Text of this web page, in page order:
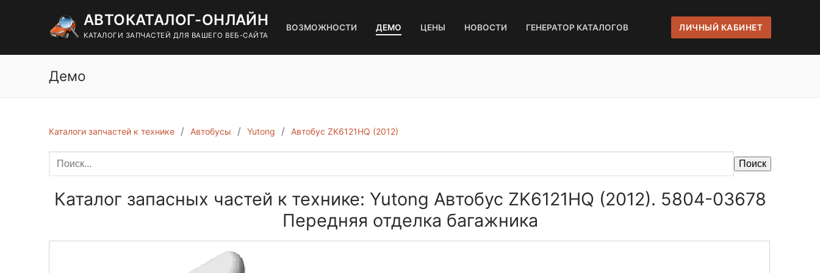
содержимому
АВТОКАТАЛОГ-ОНЛАЙН
КАТАЛОГИ ЗАПЧАСТЕЙ ДЛЯ ВАШЕГО ВЕБ-САЙТА
ВОЗМОЖНОСТИ ДЕМО ЦЕНЫ НОВОСТИ ГЕНЕРАТОР КАТАЛОГОВ ЛИЧНЫЙ КАБИНЕТ
Демо
Каталоги запчастей к технике Автобусы Yutong Автобус ZK6121HQ (2012)
Поиск
Каталог запасных частей к технике: Yutong Автобус ZK6121HQ (2012). 5804-03678
Передняя отделка багажника